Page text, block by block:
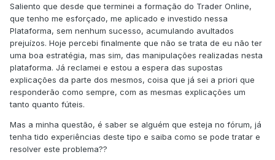
Saliento que desde que terminei a formação do Trader Online,
que tenho me esforçado, me aplicado e investido nessa
Plataforma, sem nenhum sucesso, acumulando avultados
prejuízos. Hoje percebi finalmente que não se trata de eu não ter
uma boa estratégia, mas sim, das manipulações realizadas nesta
plataforma. Já reclamei e estou a espera das supostas
explicações da parte dos mesmos, coisa que já sei a priori que
responderão como sempre, com as mesmas explicações um
tanto quanto fúteis.
Mas a minha questão, é saber se alguém que esteja no fórum, já
tenha tido experiências deste tipo e saiba como se pode tratar e
resolver este problema??